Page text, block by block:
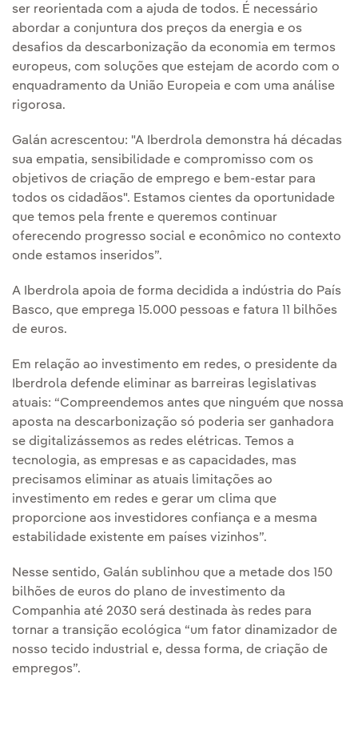
ser reorientada com a ajuda de todos. É necessário
abordar a conjuntura dos preços da energia e os
desafios da descarbonização da economia em termos
europeus, com soluções que estejam de acordo com o
enquadramento da União Europeia e com uma análise
rigorosa.
Galán acrescentou: "A Iberdrola demonstra há décadas
sua empatia, sensibilidade e compromisso com os
objetivos de criação de emprego e bem-estar para
todos os cidadãos". Estamos cientes da oportunidade
que temos pela frente e queremos continuar
oferecendo progresso social e econômico no contexto
onde estamos inseridos”.
A Iberdrola apoia de forma decidida a indústria do País
Basco, que emprega 15.000 pessoas e fatura 11 bilhões
de euros.
Em relação ao investimento em redes, o presidente da
Iberdrola defende eliminar as barreiras legislativas
atuais: “Compreendemos antes que ninguém que nossa
aposta na descarbonização só poderia ser ganhadora
se digitalizássemos as redes elétricas. Temos a
tecnologia, as empresas e as capacidades, mas
precisamos eliminar as atuais limitações ao
investimento em redes e gerar um clima que
proporcione aos investidores confiança e a mesma
estabilidade existente em países vizinhos”.
Nesse sentido, Galán sublinhou que a metade dos 150
bilhões de euros do plano de investimento da
Companhia até 2030 será destinada às redes para
tornar a transição ecológica “um fator dinamizador de
nosso tecido industrial e, dessa forma, de criação de
empregos”.